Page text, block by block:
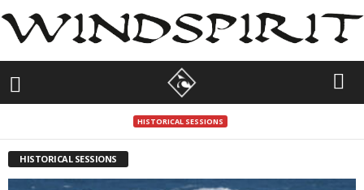
HISTORICAL SESSIONS
HISTORICAL SESSIONS